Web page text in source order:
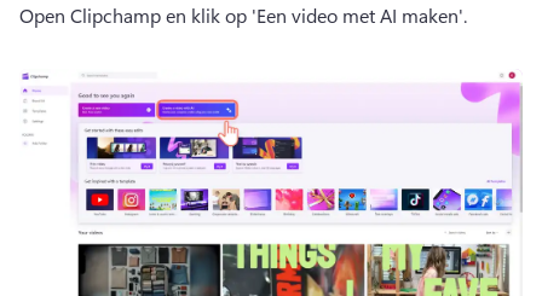
Open Clipchamp en klik op 'Een video met AI maken'.